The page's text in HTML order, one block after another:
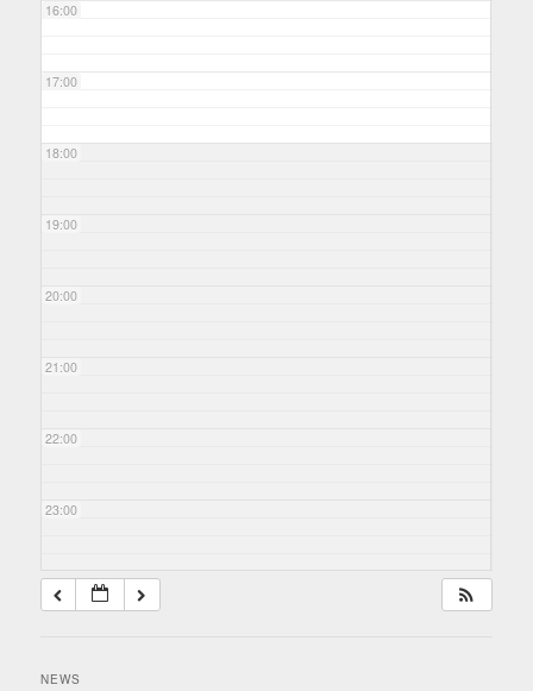
16:00
17:00
18:00
19:00
20:00
21:00
22:00
23:00
NEWS